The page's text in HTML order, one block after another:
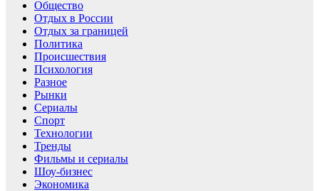
Общество
Отдых в России
Отдых за границей
Политика
Происшествия
Психология
Разное
Рынки
Сериалы
Спорт
Технологии
Тренды
Фильмы и сериалы
Шоу-бизнес
Экономика